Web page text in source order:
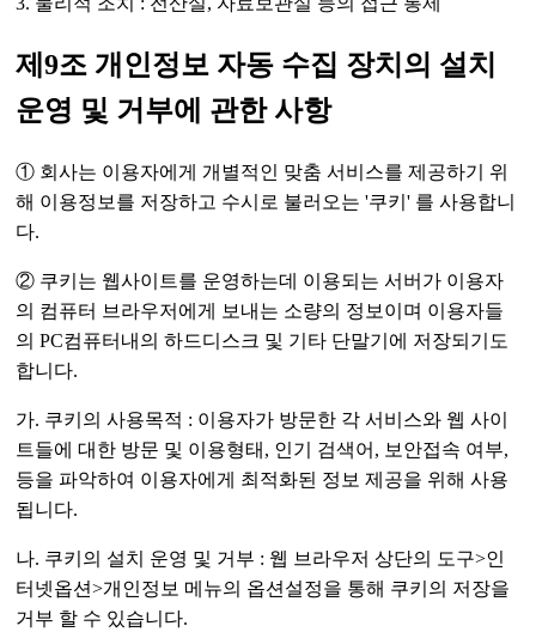
제9조 개인정보 자동 수집 장치의 설치
운영 및 거부에 관한 사항
① 회사는 이용자에게 개별적인 맞춤 서비스를 제공하기 위
해 이용정보를 저장하고 수시로 불러오는 '쿠키' 를 사용합니
다.
② 쿠키는 웹사이트를 운영하는데 이용되는 서버가 이용자
의 컴퓨터 브라우저에게 보내는 소량의 정보이며 이용자들
의 PC컴퓨터내의 하드디스크 및 기타 단말기에 저장되기도
합니다.
가. 쿠키의 사용목적 : 이용자가 방문한 각 서비스와 웹 사이
트들에 대한 방문 및 이용형태, 인기 검색어, 보안접속 여부,
등을 파악하여 이용자에게 최적화된 정보 제공을 위해 사용
됩니다.
나. 쿠키의 설치 운영 및 거부 : 웹 브라우저 상단의 도구>인
터넷옵션>개인정보 메뉴의 옵션설정을 통해 쿠키의 저장을
거부 할 수 있습니다.